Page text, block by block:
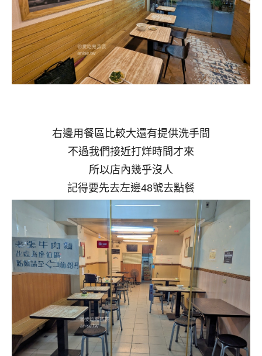
右邊用餐區比較大還有提供洗手間
不過我們接近打烊時間才來
所以店內幾乎沒人
記得要先去左邊48號去點餐